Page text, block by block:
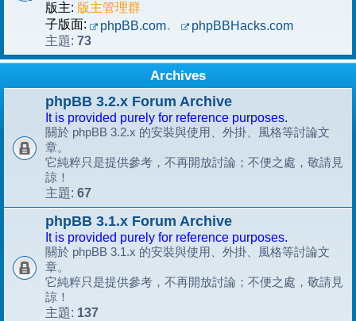
版主: 版主管理群
子版面:
phpBB.com、
phpBBHacks.com
主題: 73
Archives
phpBB 3.2.x Forum Archive
It is provided purely for reference purposes.
關於 phpBB 3.2.x 的安裝與使用、外掛、風格等討論文
章。
它純粹只是提供參考，不再開放討論；不便之處，敬請見
諒！
主題: 67
phpBB 3.1.x Forum Archive
It is provided purely for reference purposes.
關於 phpBB 3.1.x 的安裝與使用、外掛、風格等討論文
章。
它純粹只是提供參考，不再開放討論；不便之處，敬請見
諒！
主題: 137